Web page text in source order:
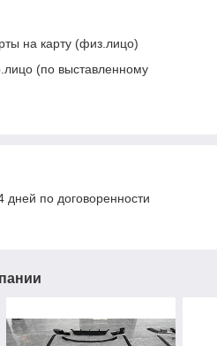
на карту (физ.лицо)
(по выставленному
дней по договоренности